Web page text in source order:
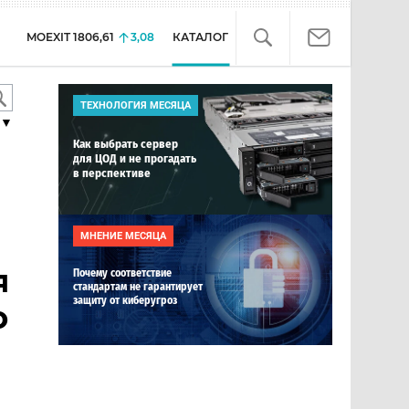
MOEXIT 1806,61 3,08 КАТАЛОГ
ТЕХНОЛОГИЯ МЕСЯЦА
Как выбрать сервер
для ЦОД и не прогадать
в перспективе
МНЕНИЕ МЕСЯЦА
Почему соответствие
стандартам не гарантирует
защиту от киберугроз